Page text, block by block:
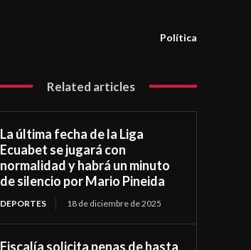
Política
Related articles
La última fecha de la Liga
Ecuabet se jugará con
normalidad y habrá un minuto
de silencio por Mario Pineida
DEPORTES 18 de diciembre de 2025
Fiscalía solicita penas de hasta